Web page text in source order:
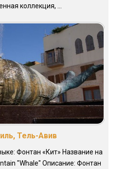
коллекция, ...
Тель-Авив
Фонтан «Кит» Название на
"Whale" Описание: Фонтан